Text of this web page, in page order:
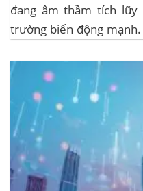
đang âm thầm tích
trường biến động mạnh.
khiến hơn 185 triệu USD